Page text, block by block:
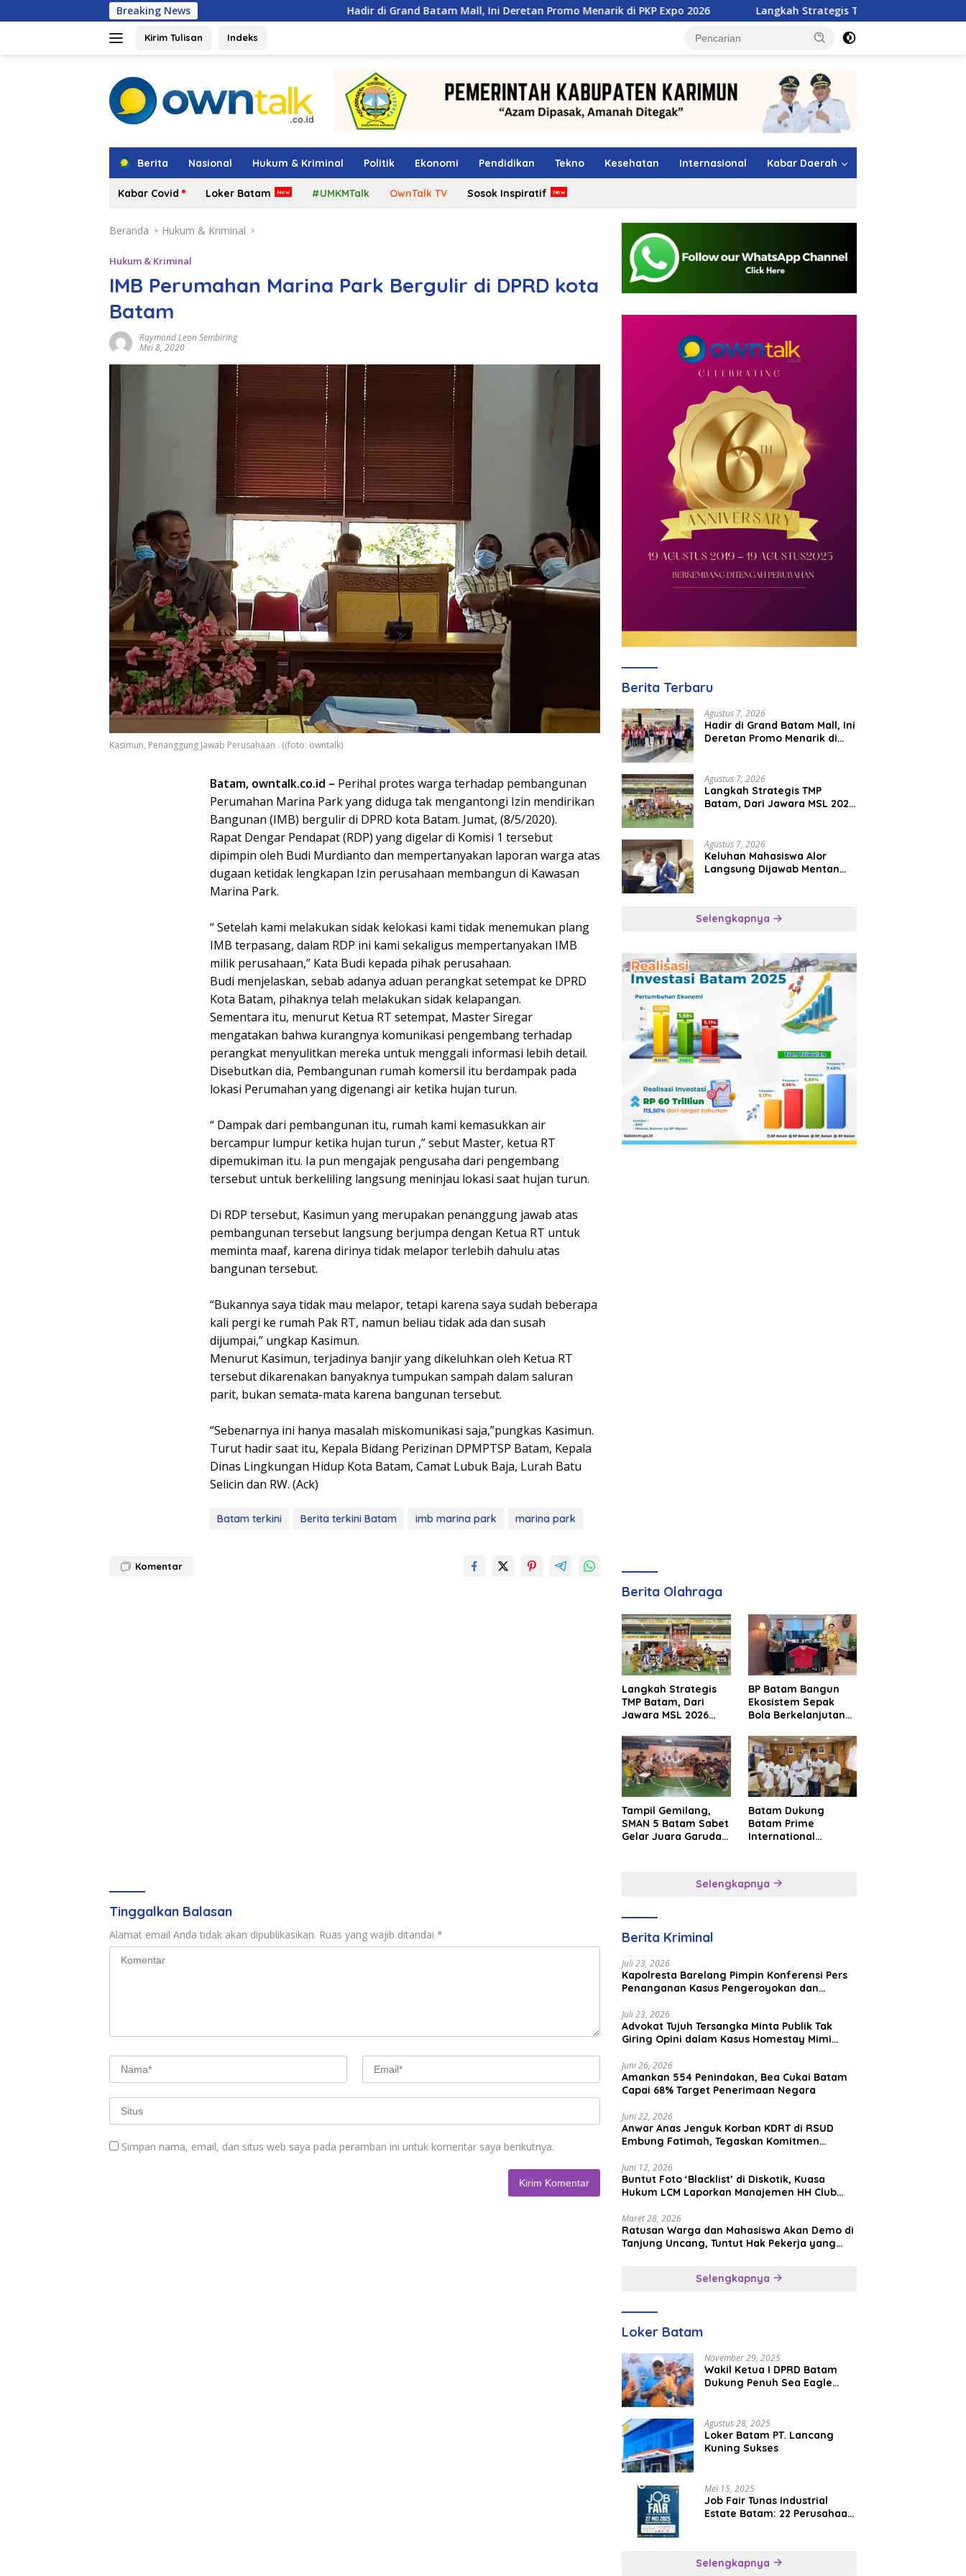
ke
Breaking News Hadir di Grand Batam Mall, Ini Deretan Promo Menarik di PKP Expo 2026 Langkah Strategis TMP Batam, Dari Jawara MSL 2026
Kirim Tulisan Indeks
Berita Nasional Hukum & Kriminal Politik Ekonomi Pendidikan Tekno Kesehatan Internasional Kabar Daerah
Kabar Covid Loker Batam #UMKMTalk OwnTalk TV Sosok Inspiratif
Beranda Hukum & Kriminal
Hukum & Kriminal
IMB Perumahan Marina Park Bergulir di DPRD kota
Batam
Raymond Leon Sembiring
Mei 8, 2020
Kasimun, Penanggung Jawab Perusahaan . ((foto: owntalk)
Batam, owntalk.co.id – Perihal protes warga terhadap pembangunan
Perumahan Marina Park yang diduga tak mengantongi Izin mendirikan
Bangunan (IMB) bergulir di DPRD kota Batam. Jumat, (8/5/2020).
Rapat Dengar Pendapat (RDP) yang digelar di Komisi 1 tersebut
dipimpin oleh Budi Murdianto dan mempertanyakan laporan warga atas
dugaan ketidak lengkapan Izin perusahaan membangun di Kawasan
Marina Park.
“ Setelah kami melakukan sidak kelokasi kami tidak menemukan plang
IMB terpasang, dalam RDP ini kami sekaligus mempertanyakan IMB
milik perusahaan,” Kata Budi kepada pihak perusahaan.
Budi menjelaskan, sebab adanya aduan perangkat setempat ke DPRD
Kota Batam, pihaknya telah melakukan sidak kelapangan.
Sementara itu, menurut Ketua RT setempat, Master Siregar
mengatakan bahwa kurangnya komunikasi pengembang terhadap
perangkat menyulitkan mereka untuk menggali informasi lebih detail.
Disebutkan dia, Pembangunan rumah komersil itu berdampak pada
lokasi Perumahan yang digenangi air ketika hujan turun.
“ Dampak dari pembangunan itu, rumah kami kemasukkan air
bercampur lumpur ketika hujan turun ,” sebut Master, ketua RT
dipemukiman itu. Ia pun mengajak pengusaha dari pengembang
tersebut untuk berkeliling langsung meninjau lokasi saat hujan turun.
Di RDP tersebut, Kasimun yang merupakan penanggung jawab atas
pembangunan tersebut langsung berjumpa dengan Ketua RT untuk
meminta maaf, karena dirinya tidak melapor terlebih dahulu atas
bangunan tersebut.
“Bukannya saya tidak mau melapor, tetapi karena saya sudah beberapa
kali pergi ke rumah Pak RT, namun beliau tidak ada dan susah
dijumpai,” ungkap Kasimun.
Menurut Kasimun, terjadinya banjir yang dikeluhkan oleh Ketua RT
tersebut dikarenakan banyaknya tumpukan sampah dalam saluran
parit, bukan semata-mata karena bangunan tersebut.
“Sebenarnya ini hanya masalah miskomunikasi saja,”pungkas Kasimun.
Turut hadir saat itu, Kepala Bidang Perizinan DPMPTSP Batam, Kepala
Dinas Lingkungan Hidup Kota Batam, Camat Lubuk Baja, Lurah Batu
Selicin dan RW. (Ack)
Batam terkini Berita terkini Batam imb marina park marina park
Komentar
Tinggalkan Balasan
Alamat email Anda tidak akan dipublikasikan. Ruas yang wajib ditandai *
Simpan nama, email, dan situs web saya pada peramban ini untuk komentar saya berikutnya.
Berita Terbaru
Agustus 7, 2026
Hadir di Grand Batam Mall, Ini
Deretan Promo Menarik di
Agustus 7, 2026
Langkah Strategis TMP
Batam, Dari Jawara MSL 2026
Agustus 7, 2026
Keluhan Mahasiswa Alor
Langsung Dijawab Mentan
Selengkapnya
Berita Olahraga
Langkah Strategis
TMP Batam, Dari
Jawara MSL 2026
Internasional
BP Batam Bangun
Ekosistem Sepak
Bola Berkelanjutan
Premier FC
Tampil Gemilang,
SMAN 5 Batam Sabet
Gelar Juara Garuda
Batam Dukung
Batam Prime
International
Tourism dan
Selengkapnya
Berita Kriminal
Juli 23, 2026
Kapolresta Barelang Pimpin Konferensi Pers
Penanganan Kasus Pengeroyokan dan
Juli 23, 2026
Advokat Tujuh Tersangka Minta Publik Tak
Giring Opini dalam Kasus Homestay Mimi
Juni 26, 2026
Amankan 554 Penindakan, Bea Cukai Batam
Capai 68% Target Penerimaan Negara
Juni 22, 2026
Anwar Anas Jenguk Korban KDRT di RSUD
Embung Fatimah, Tegaskan Komitmen
Juni 12, 2026
Buntut Foto ‘Blacklist’ di Diskotik, Kuasa
Hukum LCM Laporkan Manajemen HH Club
Maret 28, 2026
Ratusan Warga dan Mahasiswa Akan Demo di
Tanjung Uncang, Tuntut Hak Pekerja yang
Selengkapnya
Loker Batam
November 29, 2025
Wakil Ketua I DPRD Batam
Dukung Penuh Sea Eagle
Agustus 28, 2025
Loker Batam PT. Lancang
Kuning Sukses
Mei 15, 2025
Job Fair Tunas Industrial
Estate Batam: 22 Perusahaan
Selengkapnya